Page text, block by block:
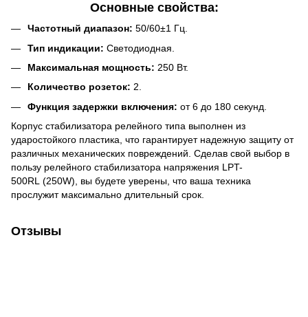
Основные свойства:
Частотный диапазон: 50/60±1 Гц.
Тип индикации: Светодиодная.
Максимальная мощность: 250 Вт.
Количество розеток: 2.
Функция задержки включения: от 6 до 180 секунд.
Корпус стабилизатора релейного типа выполнен из
ударостойкого пластика, что гарантирует надежную защиту от
различных механических повреждений. Сделав свой выбор в
пользу релейного стабилизатора напряжения LPT-
500RL (250W), вы будете уверены, что ваша техника
прослужит максимально длительный срок.
Отзывы